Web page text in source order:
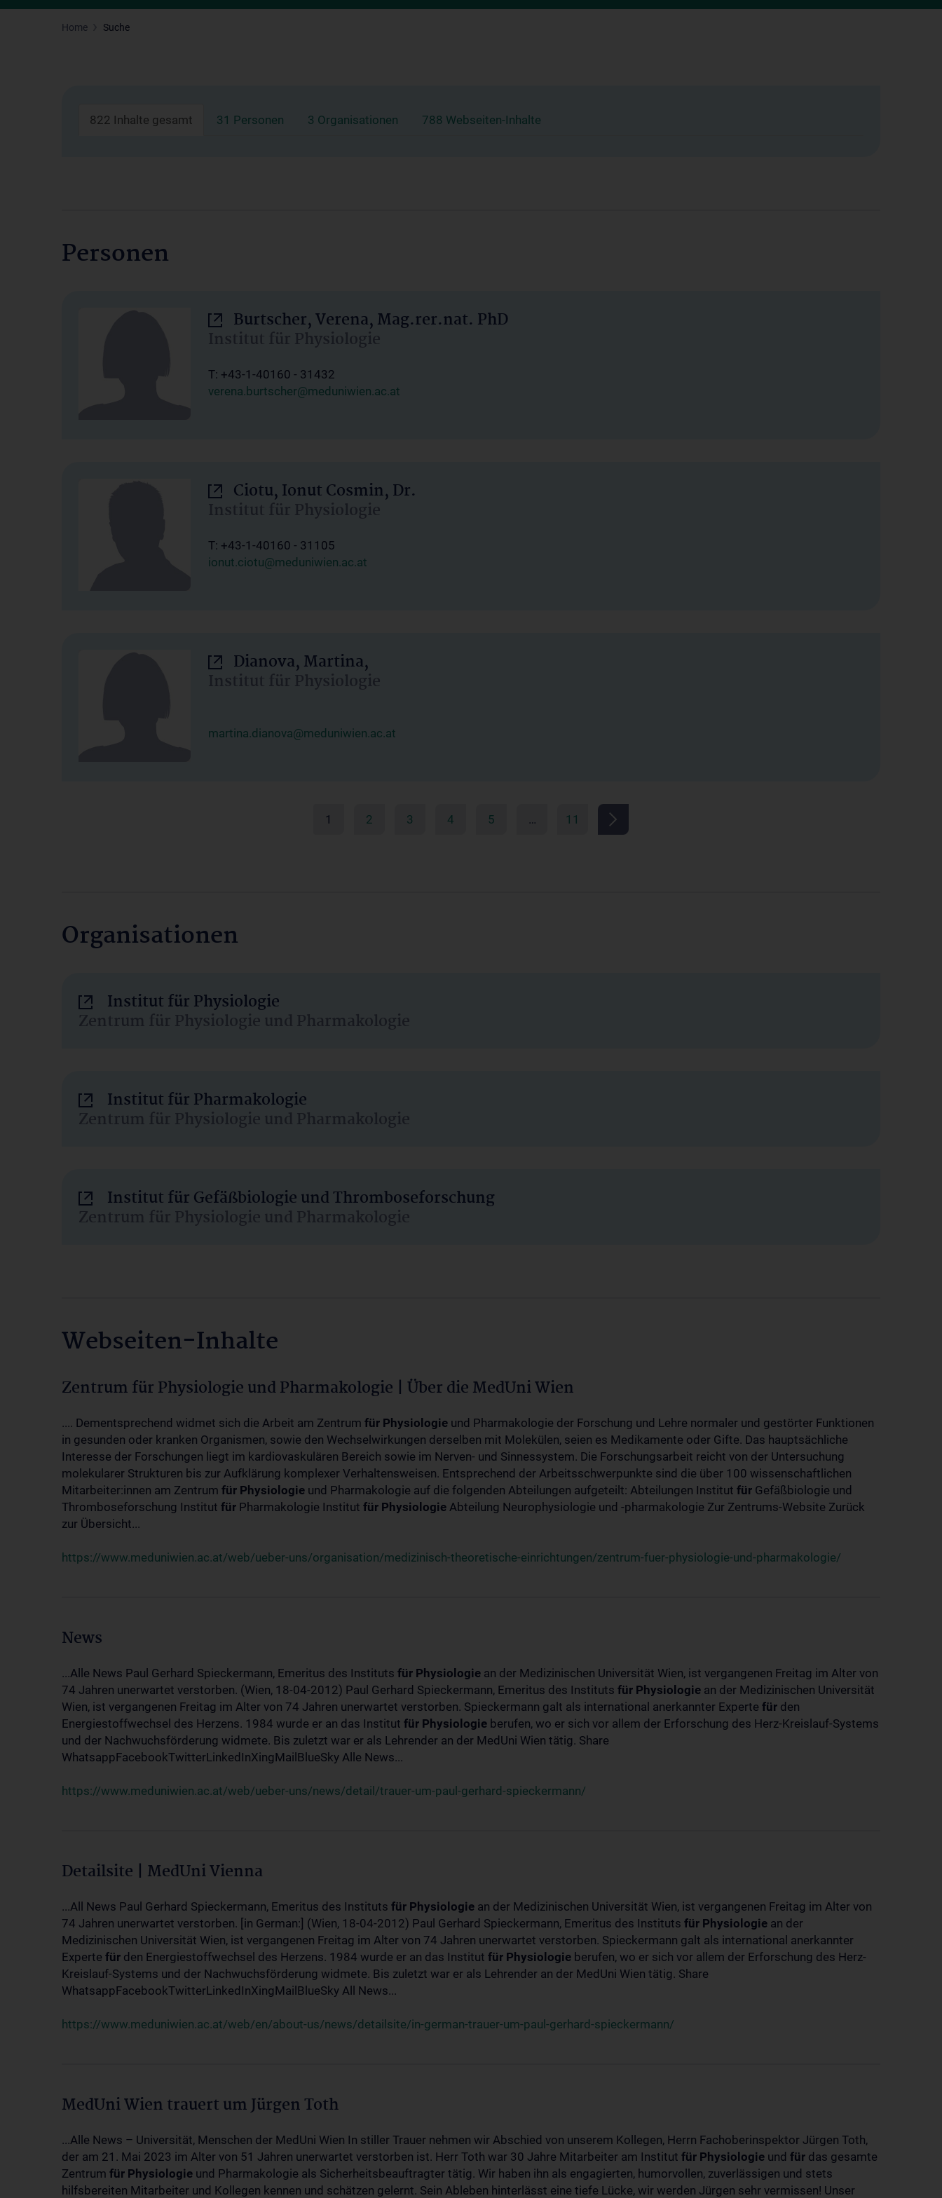
Home Suche
822 Inhalte gesamt 31 Personen 3 Organisationen 788 Webseiten-Inhalte
Personen
Burtscher, Verena, Mag.rer.nat. PhD
Institut für Physiologie
T: +43-1-40160 - 31432
verena.burtscher@meduniwien.ac.at
Ciotu, Ionut Cosmin, Dr.
Institut für Physiologie
T: +43-1-40160 - 31105
ionut.ciotu@meduniwien.ac.at
Dianova, Martina,
Institut für Physiologie
martina.dianova@meduniwien.ac.at
1 2 3 4 5 … 11
Organisationen
Institut für Physiologie
Zentrum für Physiologie und Pharmakologie
Institut für Pharmakologie
Zentrum für Physiologie und Pharmakologie
Institut für Gefäßbiologie und Thromboseforschung
Zentrum für Physiologie und Pharmakologie
Webseiten-Inhalte
Zentrum für Physiologie und Pharmakologie | Über die MedUni Wien
.... Dementsprechend widmet sich die Arbeit am Zentrum für Physiologie und Pharmakologie der Forschung und Lehre normaler und gestörter Funktionen
in gesunden oder kranken Organismen, sowie den Wechselwirkungen derselben mit Molekülen, seien es Medikamente oder Gifte. Das hauptsächliche
Interesse der Forschungen liegt im kardiovaskulären Bereich sowie im Nerven- und Sinnessystem. Die Forschungsarbeit reicht von der Untersuchung
molekularer Strukturen bis zur Aufklärung komplexer Verhaltensweisen. Entsprechend der Arbeitsschwerpunkte sind die über 100 wissenschaftlichen
Mitarbeiter:innen am Zentrum für Physiologie und Pharmakologie auf die folgenden Abteilungen aufgeteilt: Abteilungen Institut für Gefäßbiologie und
Thromboseforschung Institut für Pharmakologie Institut für Physiologie Abteilung Neurophysiologie und -pharmakologie Zur Zentrums-Website Zurück
zur Übersicht...
https://www.meduniwien.ac.at/web/ueber-uns/organisation/medizinisch-theoretische-einrichtungen/zentrum-fuer-physiologie-und-pharmakologie/
News
...Alle News Paul Gerhard Spieckermann, Emeritus des Instituts für Physiologie an der Medizinischen Universität Wien, ist vergangenen Freitag im Alter von
74 Jahren unerwartet verstorben. (Wien, 18-04-2012) Paul Gerhard Spieckermann, Emeritus des Instituts für Physiologie an der Medizinischen Universität
Wien, ist vergangenen Freitag im Alter von 74 Jahren unerwartet verstorben. Spieckermann galt als international anerkannter Experte für den
Energiestoffwechsel des Herzens. 1984 wurde er an das Institut für Physiologie berufen, wo er sich vor allem der Erforschung des Herz-Kreislauf-Systems
und der Nachwuchsförderung widmete. Bis zuletzt war er als Lehrender an der MedUni Wien tätig. Share
WhatsappFacebookTwitterLinkedInXingMailBlueSky Alle News...
https://www.meduniwien.ac.at/web/ueber-uns/news/detail/trauer-um-paul-gerhard-spieckermann/
Detailsite | MedUni Vienna
...All News Paul Gerhard Spieckermann, Emeritus des Instituts für Physiologie an der Medizinischen Universität Wien, ist vergangenen Freitag im Alter von
74 Jahren unerwartet verstorben. [in German:] (Wien, 18-04-2012) Paul Gerhard Spieckermann, Emeritus des Instituts für Physiologie an der
Medizinischen Universität Wien, ist vergangenen Freitag im Alter von 74 Jahren unerwartet verstorben. Spieckermann galt als international anerkannter
Experte für den Energiestoffwechsel des Herzens. 1984 wurde er an das Institut für Physiologie berufen, wo er sich vor allem der Erforschung des Herz-
Kreislauf-Systems und der Nachwuchsförderung widmete. Bis zuletzt war er als Lehrender an der MedUni Wien tätig. Share
WhatsappFacebookTwitterLinkedInXingMailBlueSky All News...
https://www.meduniwien.ac.at/web/en/about-us/news/detailsite/in-german-trauer-um-paul-gerhard-spieckermann/
MedUni Wien trauert um Jürgen Toth
...Alle News – Universität, Menschen der MedUni Wien In stiller Trauer nehmen wir Abschied von unserem Kollegen, Herrn Fachoberinspektor Jürgen Toth,
der am 21. Mai 2023 im Alter von 51 Jahren unerwartet verstorben ist. Herr Toth war 30 Jahre Mitarbeiter am Institut für Physiologie und für das gesamte
Zentrum für Physiologie und Pharmakologie als Sicherheitsbeauftragter tätig. Wir haben ihn als engagierten, humorvollen, zuverlässigen und stets
hilfsbereiten Mitarbeiter und Kollegen kennen und schätzen gelernt. Sein Ableben hinterlässt eine tiefe Lücke, wir werden Jürgen sehr vermissen! Unser